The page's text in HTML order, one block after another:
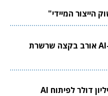
צוואר הבקבוק הבא בשוק ה-AI אורב בקצה שרשרת
Limitless Labs גייסה 20 מיליון דולר לפיתוח AI